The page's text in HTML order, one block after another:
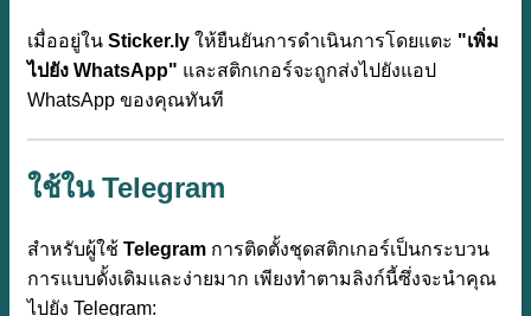
เมื่ออยู่ใน Sticker.ly ให้ยืนยันการดำเนินการโดยแตะ "เพิ่ม
ไปยัง WhatsApp" และสติกเกอร์จะถูกส่งไปยังแอป
WhatsApp ของคุณทันที
ใช้ใน Telegram
สำหรับผู้ใช้ Telegram การติดตั้งชุดสติกเกอร์เป็นกระบวน
การแบบดั้งเดิมและง่ายมาก เพียงทำตามลิงก์นี้ซึ่งจะนำคุณ
ไปยัง Telegram: